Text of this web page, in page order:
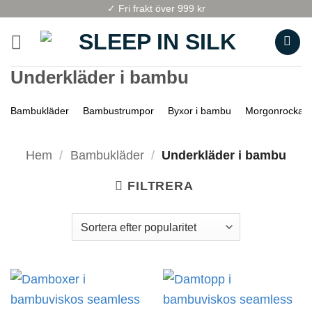
content
✓ Fri frakt över 999 kr
Underkläder i bambu
Bambukläder Bambustrumpor Byxor i bambu Morgonrockar
Hem / Bambukläder / Underkläder i bambu
FILTRERA